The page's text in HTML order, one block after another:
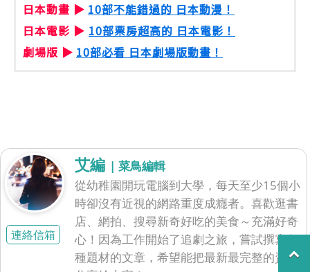
日本動畫 ▶ 10部不能錯過的 日本動漫！
日本電影 ▶ 10部票房超高的 日本電影！
劇場版 ▶ 10部必看 日本劇場版動畫！
連絡信箱
艾編 | 菜鳥編輯
從幼稚園開玩電腦到大學，每天至少15個小
時卻沒有近視的網路重度成癮者。喜歡逛書
店、網拍、搜尋新奇好吃的美食～充滿好奇
心！因為工作開始了追劇之旅，嘗試撰寫各
種題材的文章，希望能把最新最完整的資訊